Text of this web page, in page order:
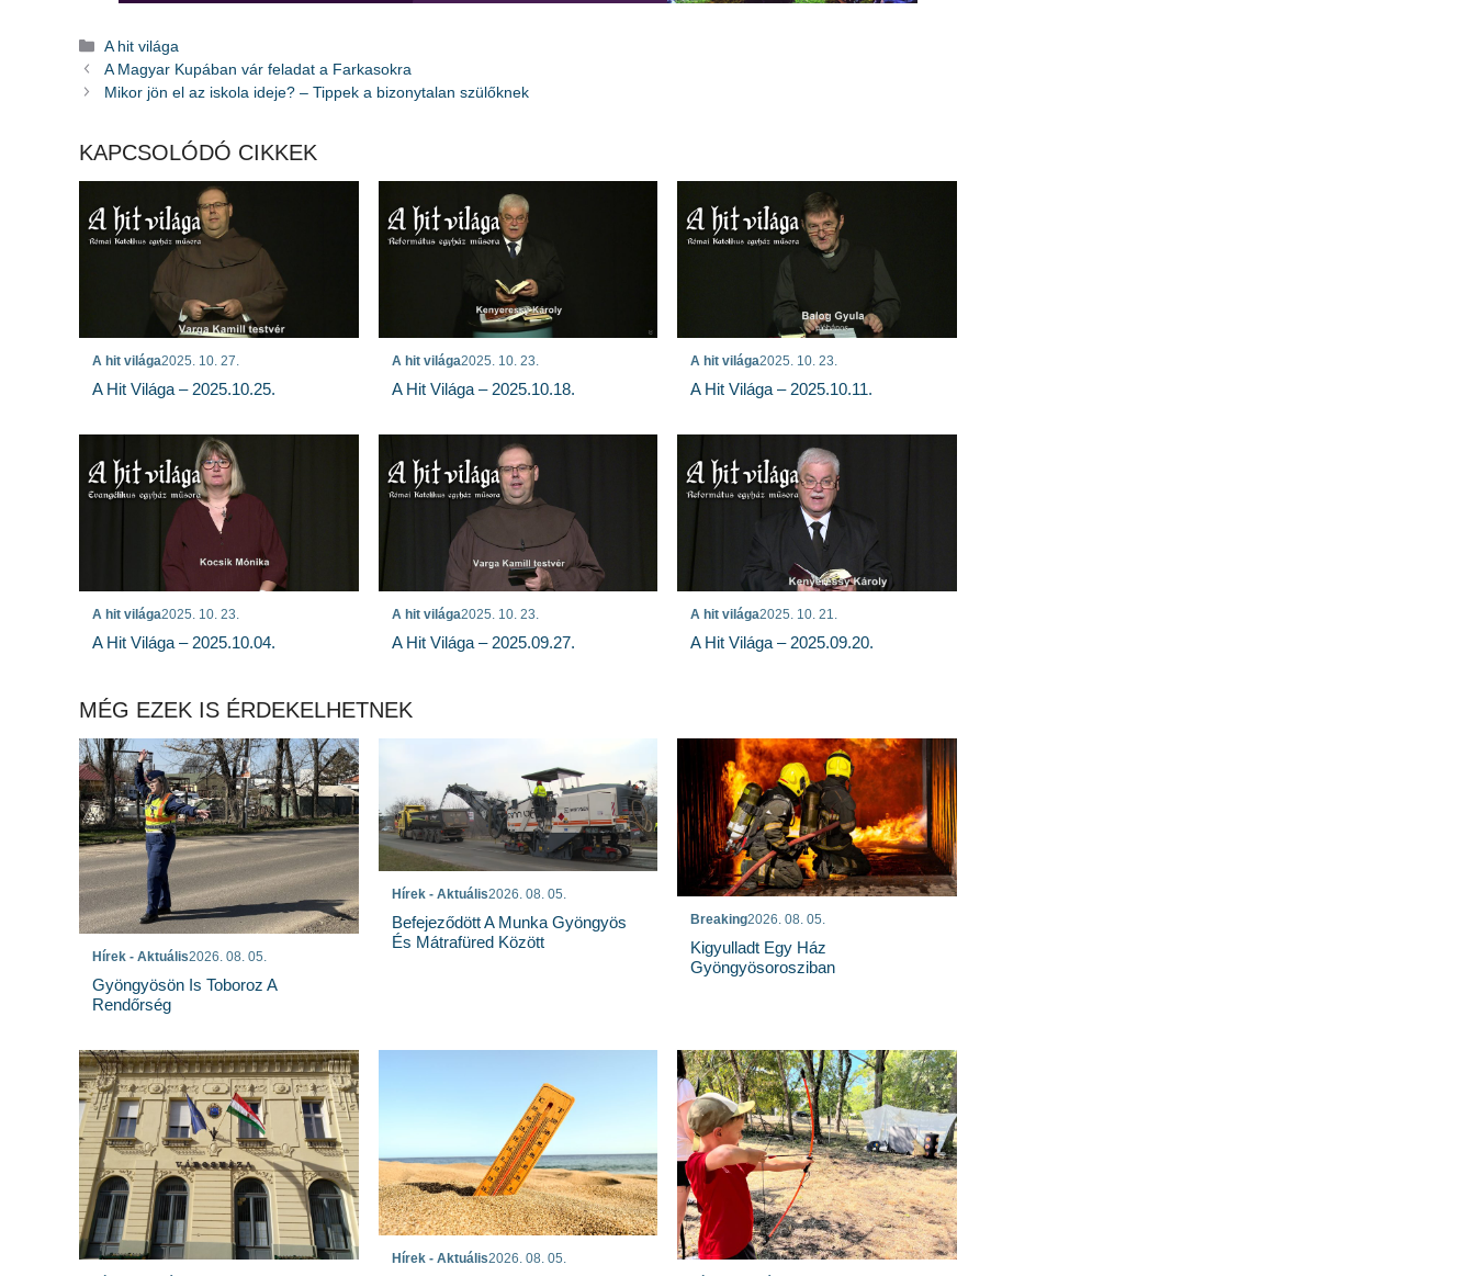
Kategória
A hit világa
A Magyar Kupában vár feladat a Farkasokra
Mikor jön el az iskola ideje? – Tippek a bizonytalan szülőknek
KAPCSOLÓDÓ CIKKEK
A hit világa2025. 10. 27.
A Hit Világa – 2025.10.25.
A hit világa2025. 10. 23.
A Hit Világa – 2025.10.18.
A hit világa2025. 10. 23.
A Hit Világa – 2025.10.11.
A hit világa2025. 10. 23.
A Hit Világa – 2025.10.04.
A hit világa2025. 10. 23.
A Hit Világa – 2025.09.27.
A hit világa2025. 10. 21.
A Hit Világa – 2025.09.20.
MÉG EZEK IS ÉRDEKELHETNEK
Hírek - Aktuális2026. 08. 05.
Gyöngyösön Is Toboroz A
Rendőrség
Hírek - Aktuális2026. 08. 05.
Befejeződött A Munka Gyöngyös
És Mátrafüred Között
Breaking2026. 08. 05.
Kigyulladt Egy Ház
Gyöngyösorosziban
Hírek - Aktuális2026. 08. 05.